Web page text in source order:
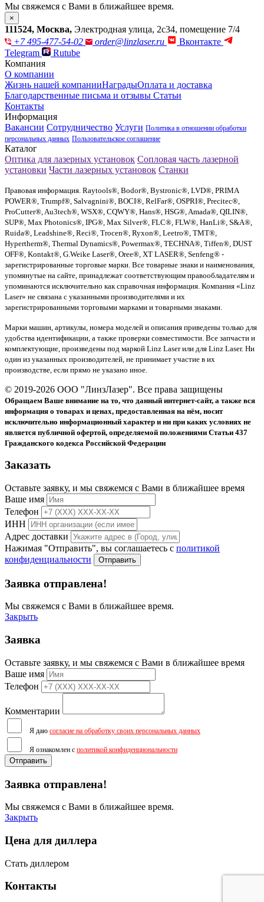
Мы свяжемся с Вами в ближайшее время.
×
111524, Москва, Электродная улица, 2с34, помещение 7/4
+7 495-477-54-02
order@linzlaser.ru
Вконтакте
Telegram
Rutube
Компания
О компании
Жизнь нашей компанииНаградыОплата и доставка
Благодарственные письма и отзывы Статьи
Контакты
Информация
Вакансии Сотрудничество Услуги Политика в отношении обработки
персональных данных Пользовательское соглашение
Каталог
Оптика для лазерных установок Сопловая часть лазерной
установки Части лазерных установок Станки
Правовая информация. Raytools®, Bodor®, Bystronic®, LVD®, PRIMA
POWER®, Trumpf®, Salvagnini®, BOCI®, RelFar®, OSPRI®, Precitec®,
ProCutter®, Au3tech®, WSX®, CQWY®, Hans®, HSG®, Amada®, QILIN®,
SUP®, Max Photonics®, IPG®, Max Silver®, FLC®, FLW®, HanLi®, S&A®,
Ruida®, Leadshine®, Reci®, Trocen®, Ryxon®, Leetro®, TMT®,
Hypertherm®, Thermal Dynamics®, Powermax®, TECHNA®, Tiffen®, DUST
OFF®, Kontakt®, G.Weike Laser®, Oree®, XT LASER®, Senfeng® -
зарегистрированные торговые марки. Все товарные знаки и наименования,
упомянутые на сайте, принадлежат соответствующим правообладателям и
упоминаются исключительно как справочная информация. Компания «Linz
Laser» не связана с указанными производителями и их
зарегистрированными торговыми марками и товарными знаками.
Марки машин, артикулы, номера моделей и описания приведены только для
удобства идентификации, а также проверки совместимости. Все запчасти и
комплектующие, произведены под маркой Linz Laser или для Linz Laser. Ни
один из указанных производителей, не принимает участие в их
производстве, если прямо не указано иное.
© 2019-2026 ООО "ЛинзЛазер". Все права защищены
Обращаем Ваше внимание на то, что данный интернет-сайт, а также вся
информация о товарах и ценах, предоставленная на нём, носит
исключительно информационный характер и ни при каких условиях не
является публичной офертой, определяемой положениями Статьи 437
Гражданского кодекса Российской Федерации
Заказать
Оставьте заявку, и мы свяжемся с Вами в ближайшее время
Ваше имя
Телефон
ИНН
Адрес доставки
Нажимая "Отправить", вы соглашаетесь с политикой
конфиденциальности
Отправить
Заявка отправлена!
Мы свяжемся с Вами в ближайшее время.
Закрыть
Заявка
Оставьте заявку, и мы свяжемся с Вами в ближайшее время
Ваше имя
Телефон
Комментарии
Я даю согласие на обработку своих персональных данных
Я ознакомлен с политикой конфиденциональности
Отправить
Заявка отправлена!
Мы свяжемся с Вами в ближайшее время.
Закрыть
Цена для диллера
Стать диллером
Контакты